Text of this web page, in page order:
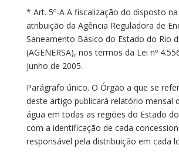
* Art. 5º-A A fiscalização do disposto
atribuição da Agência Reguladora de
Saneamento Básico do Estado do Rio
(AGENERSA), nos termos da Lei nº
junho de 2005.
Parágrafo único. O Órgão a que se
deste artigo publicará relatório mensal
água em todas as regiões do Estado
com a identificação de cada
responsável pela distribuição em cada